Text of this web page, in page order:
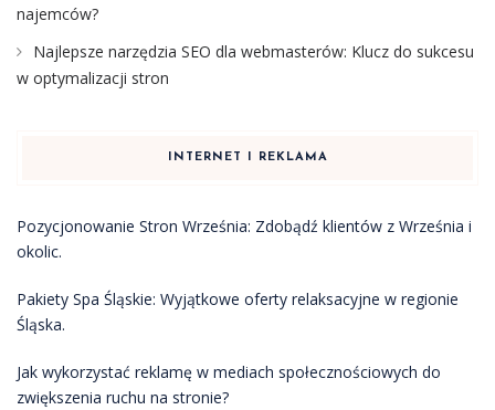
najemców?
Najlepsze narzędzia SEO dla webmasterów: Klucz do sukcesu
w optymalizacji stron
INTERNET I REKLAMA
Pozycjonowanie Stron Września: Zdobądź klientów z Września i
okolic.
Pakiety Spa Śląskie: Wyjątkowe oferty relaksacyjne w regionie
Śląska.
Jak wykorzystać reklamę w mediach społecznościowych do
zwiększenia ruchu na stronie?